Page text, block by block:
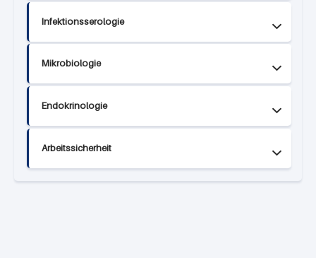
Infektionsserologie
Mikrobiologie
Endokrinologie
Arbeitssicherheit